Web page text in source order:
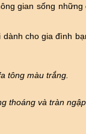
gian sống
cho gia đình
tông màu trắng.
thoáng và tràn ngập